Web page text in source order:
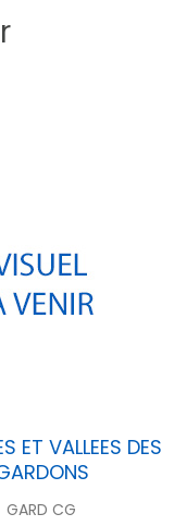
ET VALLEES DES
GARD CG